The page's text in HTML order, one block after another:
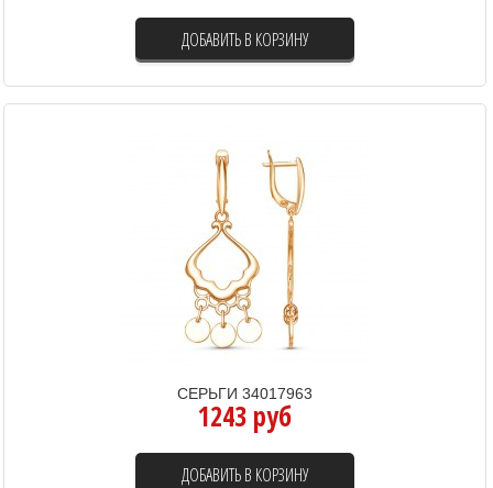
ДОБАВИТЬ В КОРЗИНУ
СЕРЬГИ 34017963
1243 руб
ДОБАВИТЬ В КОРЗИНУ